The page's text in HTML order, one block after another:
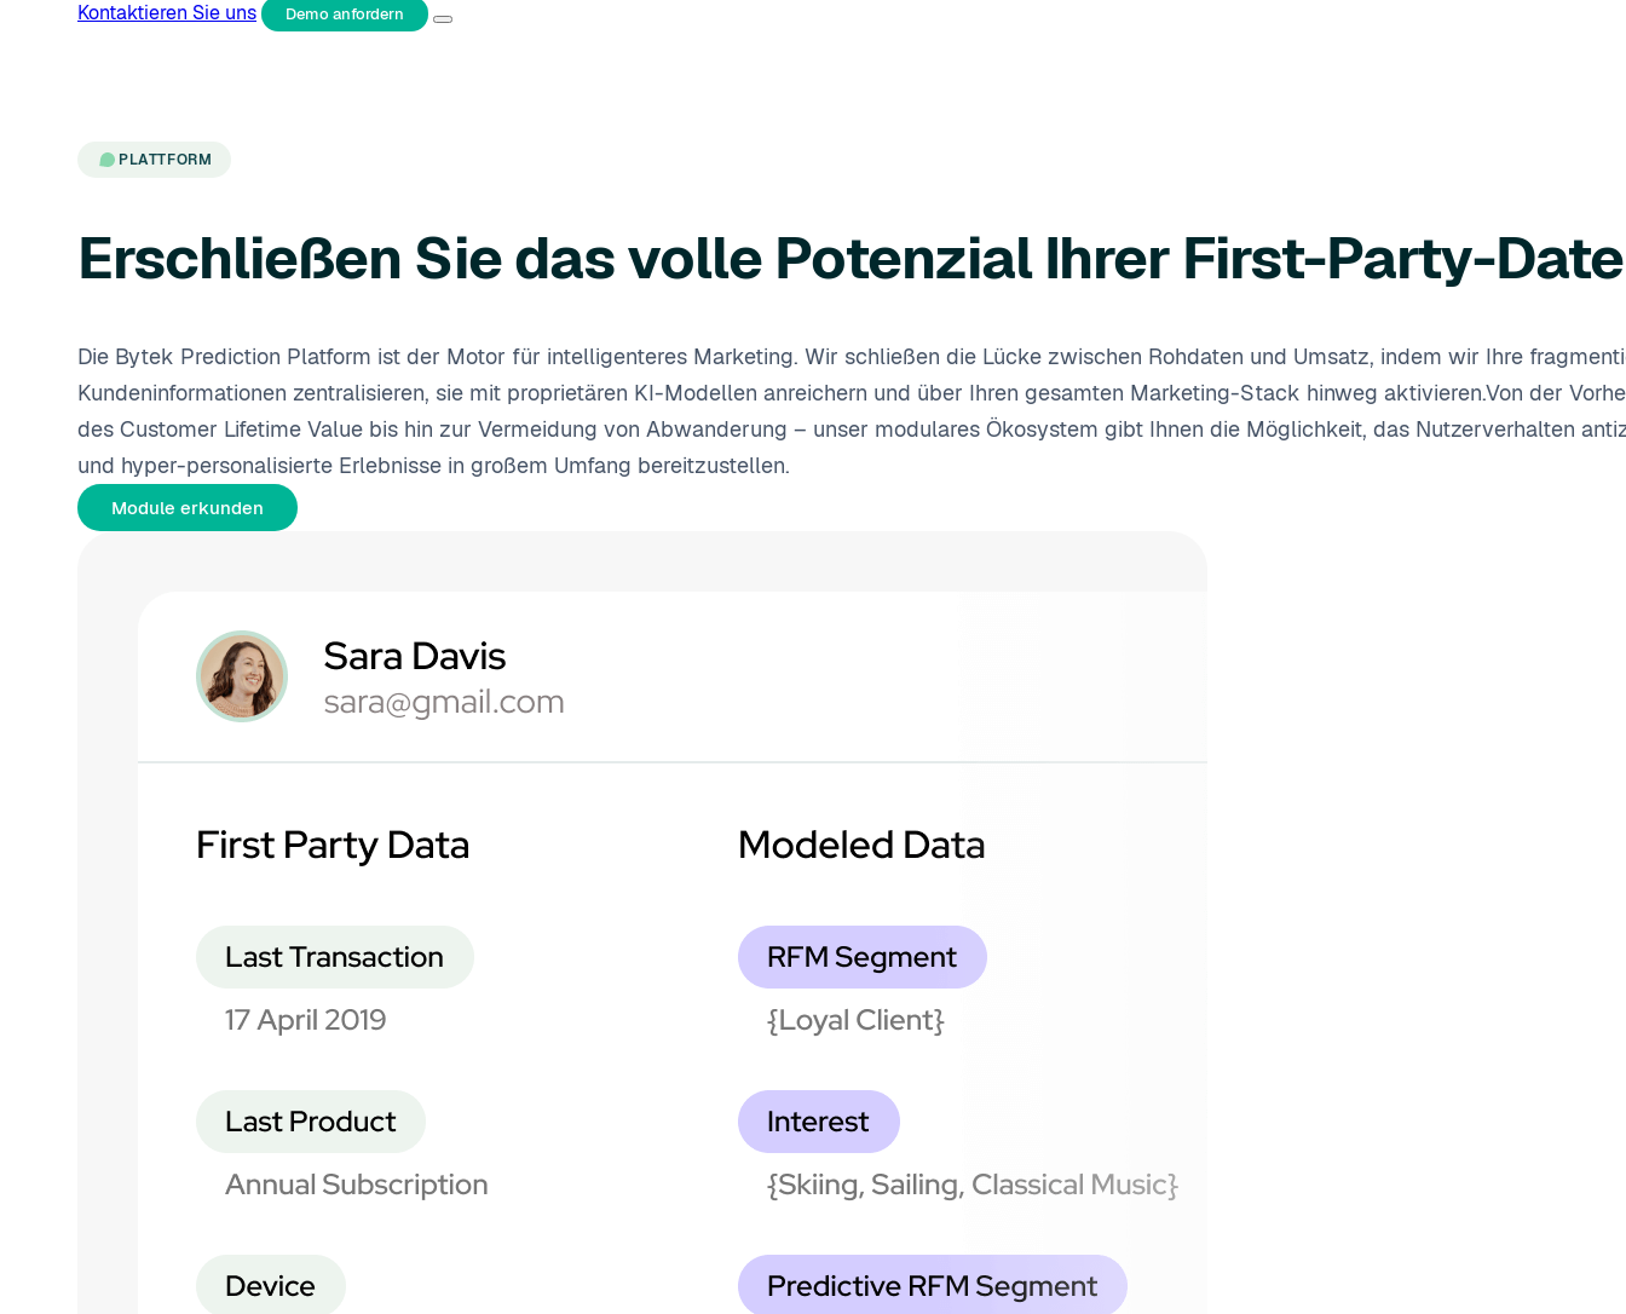
Kontaktieren Sie uns Demo anfordern
PLATTFORM
Erschließen Sie das volle Potenzial Ihrer First-Party-
Die Bytek Prediction Platform ist der Motor für intelligenteres Marketing. Wir schließen die Lücke zwischen Rohdaten und Umsatz, indem wir Ihre
Kundeninformationen zentralisieren, sie mit proprietären KI-Modellen anreichern und über Ihren gesamten Marketing-Stack hinweg aktivieren.Von der
des Customer Lifetime Value bis hin zur Vermeidung von Abwanderung – unser modulares Ökosystem gibt Ihnen die Möglichkeit, das Nutzerverhalten
und hyper-personalisierte Erlebnisse in großem Umfang bereitzustellen.
Module erkunden